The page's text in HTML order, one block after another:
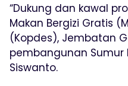
“Dukung dan kawal
Makan Bergizi Gratis
(Kopdes), Jembatan
pembangunan Sumur
Siswanto.